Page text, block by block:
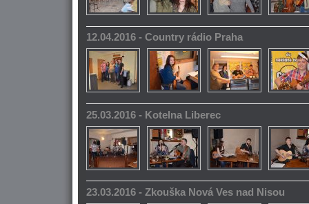
12.04.2016 - Country rádio Praha
25.03.2016 - Kotelna Liberec
23.03.2016 - Zkouška Nová Ves nad Nisou